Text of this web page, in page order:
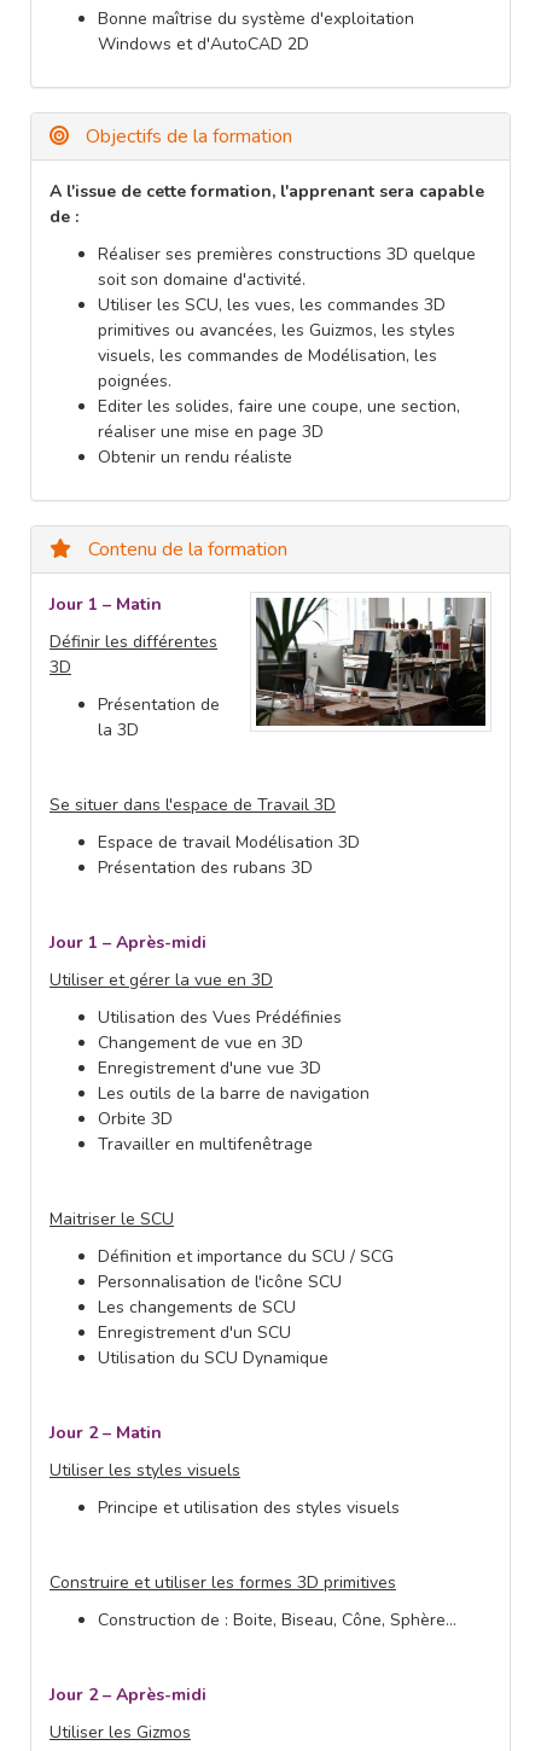
Bonne maîtrise du système d'exploitation
Windows et d'AutoCAD 2D
Objectifs de la formation
A l'issue de cette formation, l'apprenant sera capable
de :
Réaliser ses premières constructions 3D quelque
soit son domaine d'activité.
Utiliser les SCU, les vues, les commandes 3D
primitives ou avancées, les Guizmos, les styles
visuels, les commandes de Modélisation, les
poignées.
Editer les solides, faire une coupe, une section,
réaliser une mise en page 3D
Obtenir un rendu réaliste
Contenu de la formation
Jour 1 – Matin
Définir les différentes
3D
Présentation de
la 3D
Se situer dans l'espace de Travail 3D
Espace de travail Modélisation 3D
Présentation des rubans 3D
Jour 1 – Après-midi
Utiliser et gérer la vue en 3D
Utilisation des Vues Prédéfinies
Changement de vue en 3D
Enregistrement d'une vue 3D
Les outils de la barre de navigation
Orbite 3D
Travailler en multifenêtrage
Maitriser le SCU
Définition et importance du SCU / SCG
Personnalisation de l'icône SCU
Les changements de SCU
Enregistrement d'un SCU
Utilisation du SCU Dynamique
Jour 2 – Matin
Utiliser les styles visuels
Principe et utilisation des styles visuels
Construire et utiliser les formes 3D primitives
Construction de : Boite, Biseau, Cône, Sphère...
Jour 2 – Après-midi
Utiliser les Gizmos